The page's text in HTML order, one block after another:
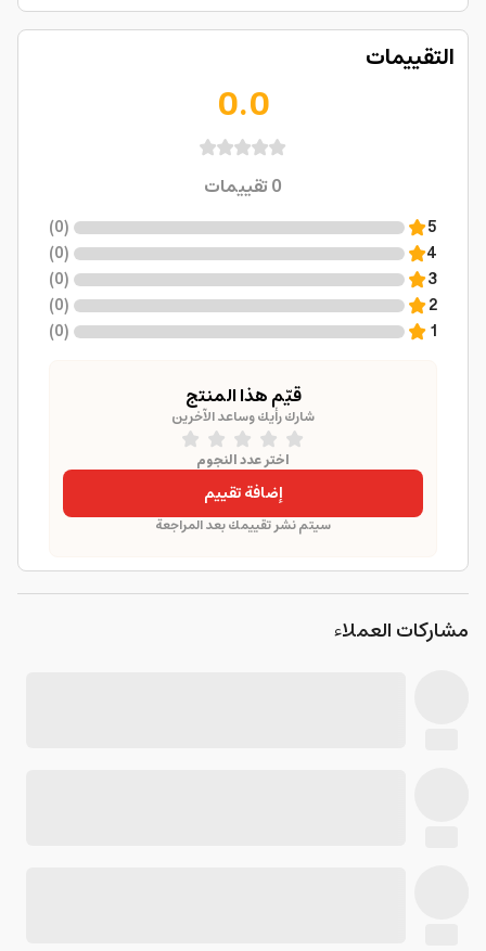
التقييمات
0.0
0تقييمات
5
(
0
)
4
(
0
)
3
(
0
)
2
(
0
)
1
(
0
)
قيّم هذا المنتج
شارك رأيك وساعد الآخرين
اختر عدد النجوم
إضافة تقييم
سيتم نشر تقييمك بعد المراجعة
مشاركات العملاء